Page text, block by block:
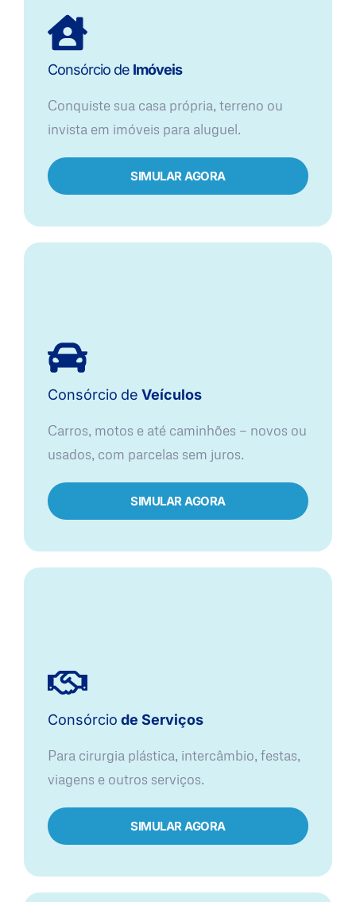
Consórcio de Imóveis
Conquiste sua casa própria, terreno ou
invista em imóveis para aluguel.
SIMULAR AGORA​
Consórcio de Veículos
Carros, motos e até caminhões — novos ou
usados, com parcelas sem juros.
SIMULAR AGORA
Consórcio de Serviços
Para cirurgia plástica, intercâmbio, festas,
viagens e outros serviços.
SIMULAR AGORA